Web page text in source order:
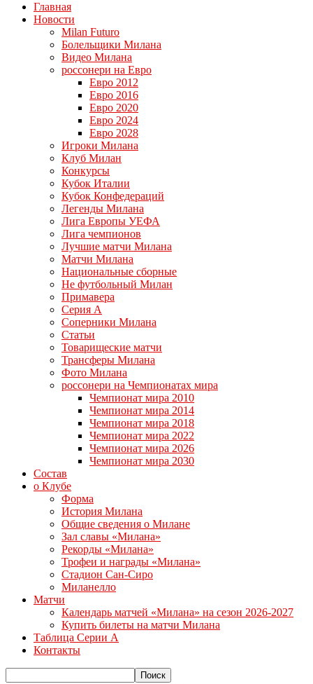
Главная
Новости
Milan Futuro
Болельщики Милана
Видео Милана
россонери на Евро
Евро 2012
Евро 2016
Евро 2020
Евро 2024
Евро 2028
Игроки Милана
Клуб Милан
Конкурсы
Кубок Италии
Кубок Конфедераций
Легенды Милана
Лига Европы УЕФА
Лига чемпионов
Лучшие матчи Милана
Матчи Милана
Национальные сборные
Не футбольный Милан
Примавера
Серия А
Соперники Милана
Статьи
Товарищеские матчи
Трансферы Милана
Фото Милана
россонери на Чемпионатах мира
Чемпионат мира 2010
Чемпионат мира 2014
Чемпионат мира 2018
Чемпионат мира 2022
Чемпионат мира 2026
Чемпионат мира 2030
Состав
о Клубе
Форма
История Милана
Общие сведения о Милане
Зал славы «Милана»
Рекорды «Милана»
Трофеи и награды «Милана»
Стадион Сан-Сиро
Миланелло
Матчи
Календарь матчей «Милана» на сезон 2026-2027
Купить билеты на матчи Милана
Таблица Серии А
Контакты